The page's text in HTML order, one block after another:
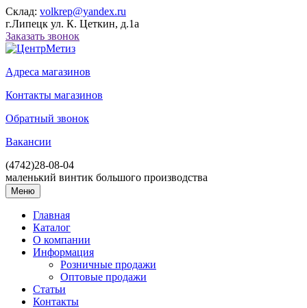
Склад: volkrep@yandex.ru
г.Липецк ул. К. Цеткин, д.1а
Заказать звонок
Адреса магазинов
Контакты магазинов
Обратный звонок
Вакансии
(4742)28-08-04
маленький винтик большого производства
Меню
Главная
Каталог
О компании
Информация
Розничные продажи
Оптовые продажи
Статьи
Контакты